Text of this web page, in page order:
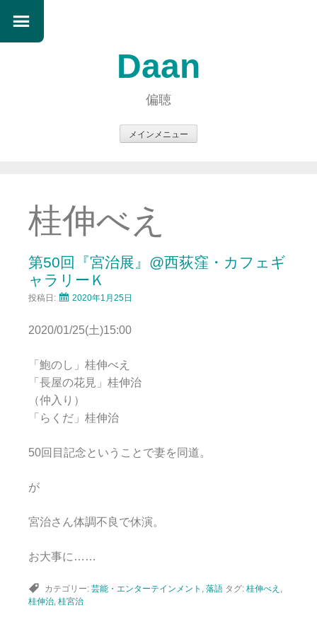
Daan
偏聴
メインメニュー
ン
ツ
へ
ス
キ
ッ
桂伸べえ
第50回『宮治展』@西荻窪・カフェギ
ャラリーＫ
投稿日: 2020年1月25日
2020/01/25(土)15:00
「鮑のし」桂伸べえ
「長屋の花見」桂伸治
（仲入り）
「らくだ」桂伸治
50回目記念ということで妻を同道。
が
宮治さん体調不良で休演。
お大事に……
カテゴリー: 芸能・エンターテインメント , 落語 タグ: 桂伸べえ ,
桂伸治, 桂宮治